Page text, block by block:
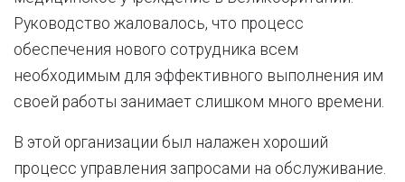
Руководство жаловалось, что процесс
обеспечения нового сотрудника всем
необходимым для эффективного выполнения им
своей работы занимает слишком много времени.
В этой организации был налажен хороший
процесс управления запросами на обслуживание.